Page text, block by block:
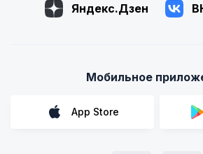
Яндекс.Дзен
Мобильное
App Store